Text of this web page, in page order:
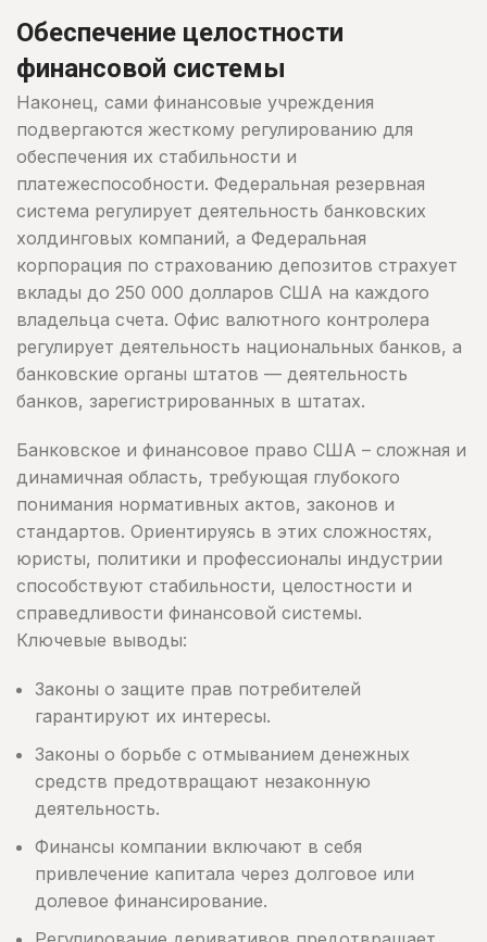
Обеспечение целостности
финансовой системы
Наконец, сами финансовые учреждения
подвергаются жесткому регулированию для
обеспечения их стабильности и
платежеспособности. Федеральная резервная
система регулирует деятельность банковских
холдинговых компаний, а Федеральная
корпорация по страхованию депозитов страхует
вклады до 250 000 долларов США на каждого
владельца счета. Офис валютного контролера
регулирует деятельность национальных банков, а
банковские органы штатов — деятельность
банков, зарегистрированных в штатах.
Банковское и финансовое право США – сложная и
динамичная область, требующая глубокого
понимания нормативных актов, законов и
стандартов. Ориентируясь в этих сложностях,
юристы, политики и профессионалы индустрии
способствуют стабильности, целостности и
справедливости финансовой системы.
Ключевые выводы:
Законы о защите прав потребителей
гарантируют их интересы.
Законы о борьбе с отмыванием денежных
средств предотвращают незаконную
деятельность.
Финансы компании включают в себя
привлечение капитала через долговое или
долевое финансирование.